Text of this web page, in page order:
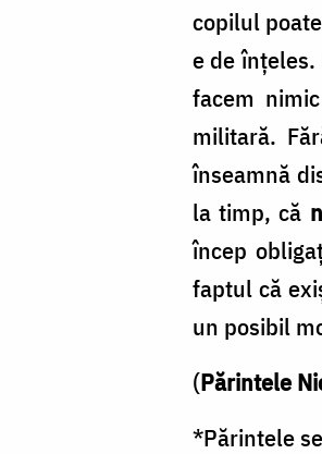
copilul
e de
facem
militară.
înseamnă
la timp, că
încep
faptul că
un posibil
(Părintele
*Părintele